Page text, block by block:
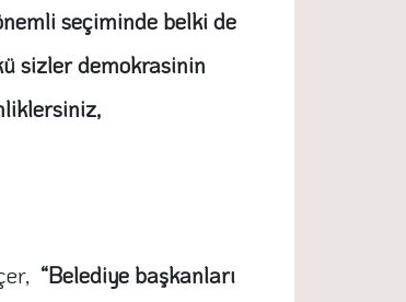
seçiminde belki de
sizler demokrasinin
“Belediye başkanları